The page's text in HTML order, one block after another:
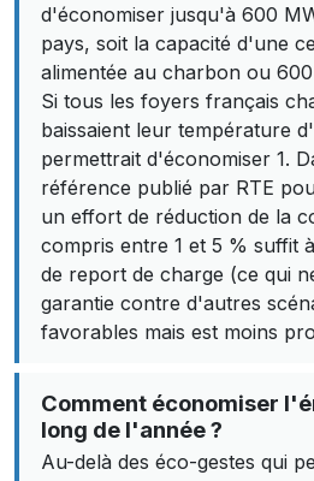
d'économiser jusqu'à 600
pays, soit la capacité d'une
alimentée au charbon ou
Si tous les foyers français
baissaient leur température
permettrait d'économiser 1.
référence publié par RTE
un effort de réduction de la
compris entre 1 et 5 % suffit
de report de charge (ce qui
garantie contre d'autres
favorables mais est moins
Comment économiser
long de l'année ?
Au-delà des éco-gestes qui